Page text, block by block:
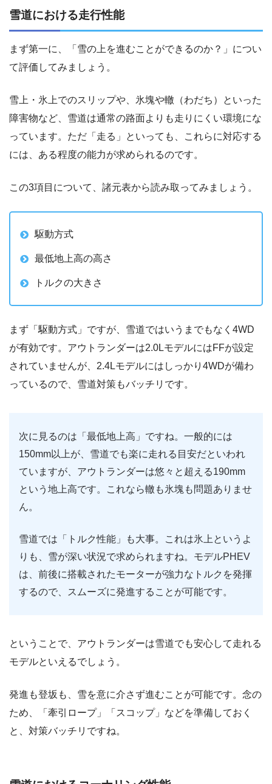
雪道における走行性能
まず第一に、「雪の上を進むことができるのか？」につい
て評価してみましょう。
雪上・氷上でのスリップや、氷塊や轍（わだち）といった
障害物など、雪道は通常の路面よりも走りにくい環境にな
っています。ただ「走る」といっても、これらに対応する
には、ある程度の能力が求められるのです。
この3項目について、諸元表から読み取ってみましょう。
駆動方式
最低地上高の高さ
トルクの大きさ
まず「駆動方式」ですが、雪道ではいうまでもなく4WD
が有効です。アウトランダーは2.0LモデルにはFFが設定
されていませんが、2.4Lモデルにはしっかり4WDが備わ
っているので、雪道対策もバッチリです。
次に見るのは「最低地上高」ですね。一般的には
150mm以上が、雪道でも楽に走れる目安だといわれ
ていますが、アウトランダーは悠々と超える190mm
という地上高です。これなら轍も氷塊も問題ありませ
ん。
雪道では「トルク性能」も大事。これは氷上というよ
りも、雪が深い状況で求められますね。モデルPHEV
は、前後に搭載されたモーターが強力なトルクを発揮
するので、スムーズに発進することが可能です。
ということで、アウトランダーは雪道でも安心して走れる
モデルといえるでしょう。
発進も登坂も、雪を意に介さず進むことが可能です。念の
ため、「牽引ロープ」「スコップ」などを準備しておく
と、対策バッチリですね。